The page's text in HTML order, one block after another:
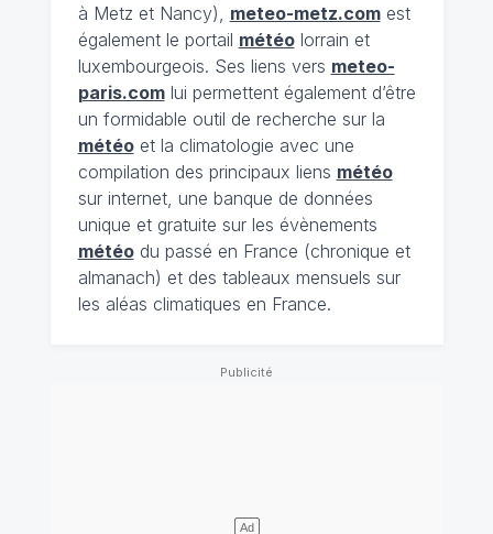
à Metz et Nancy), meteo-metz.comest
également le portail météolorrain et
luxembourgeois. Ses liens vers meteo-
paris.comlui permettent également d’être
un formidable outil de recherche sur la
météoet la climatologie avec une
compilation des principaux liens météo
sur internet, une banque de données
unique et gratuite sur les évènements
météodu passé en France (chronique et
almanach) et des tableaux mensuels sur
les aléas climatiques en France.